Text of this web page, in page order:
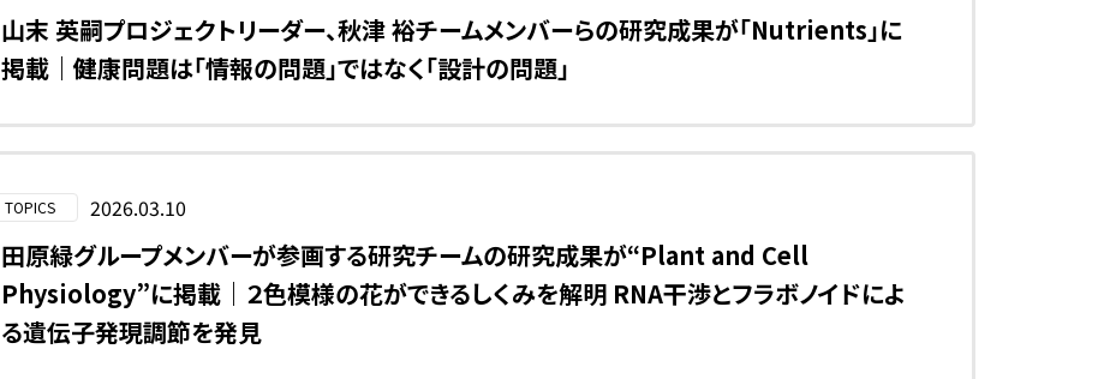
山末 英嗣プロジェクトリーダー、秋津 裕チームメンバーらの研究成果が「Nutrients」に
掲載｜健康問題は「情報の問題」ではなく「設計の問題」
TOPICS 2026.03.10
田原緑グループメンバーが参画する研究チームの研究成果が“Plant and Cell
Physiology”に掲載｜２色模様の花ができるしくみを解明 RNA干渉とフラボノイドによ
る遺伝子発現調節を発見